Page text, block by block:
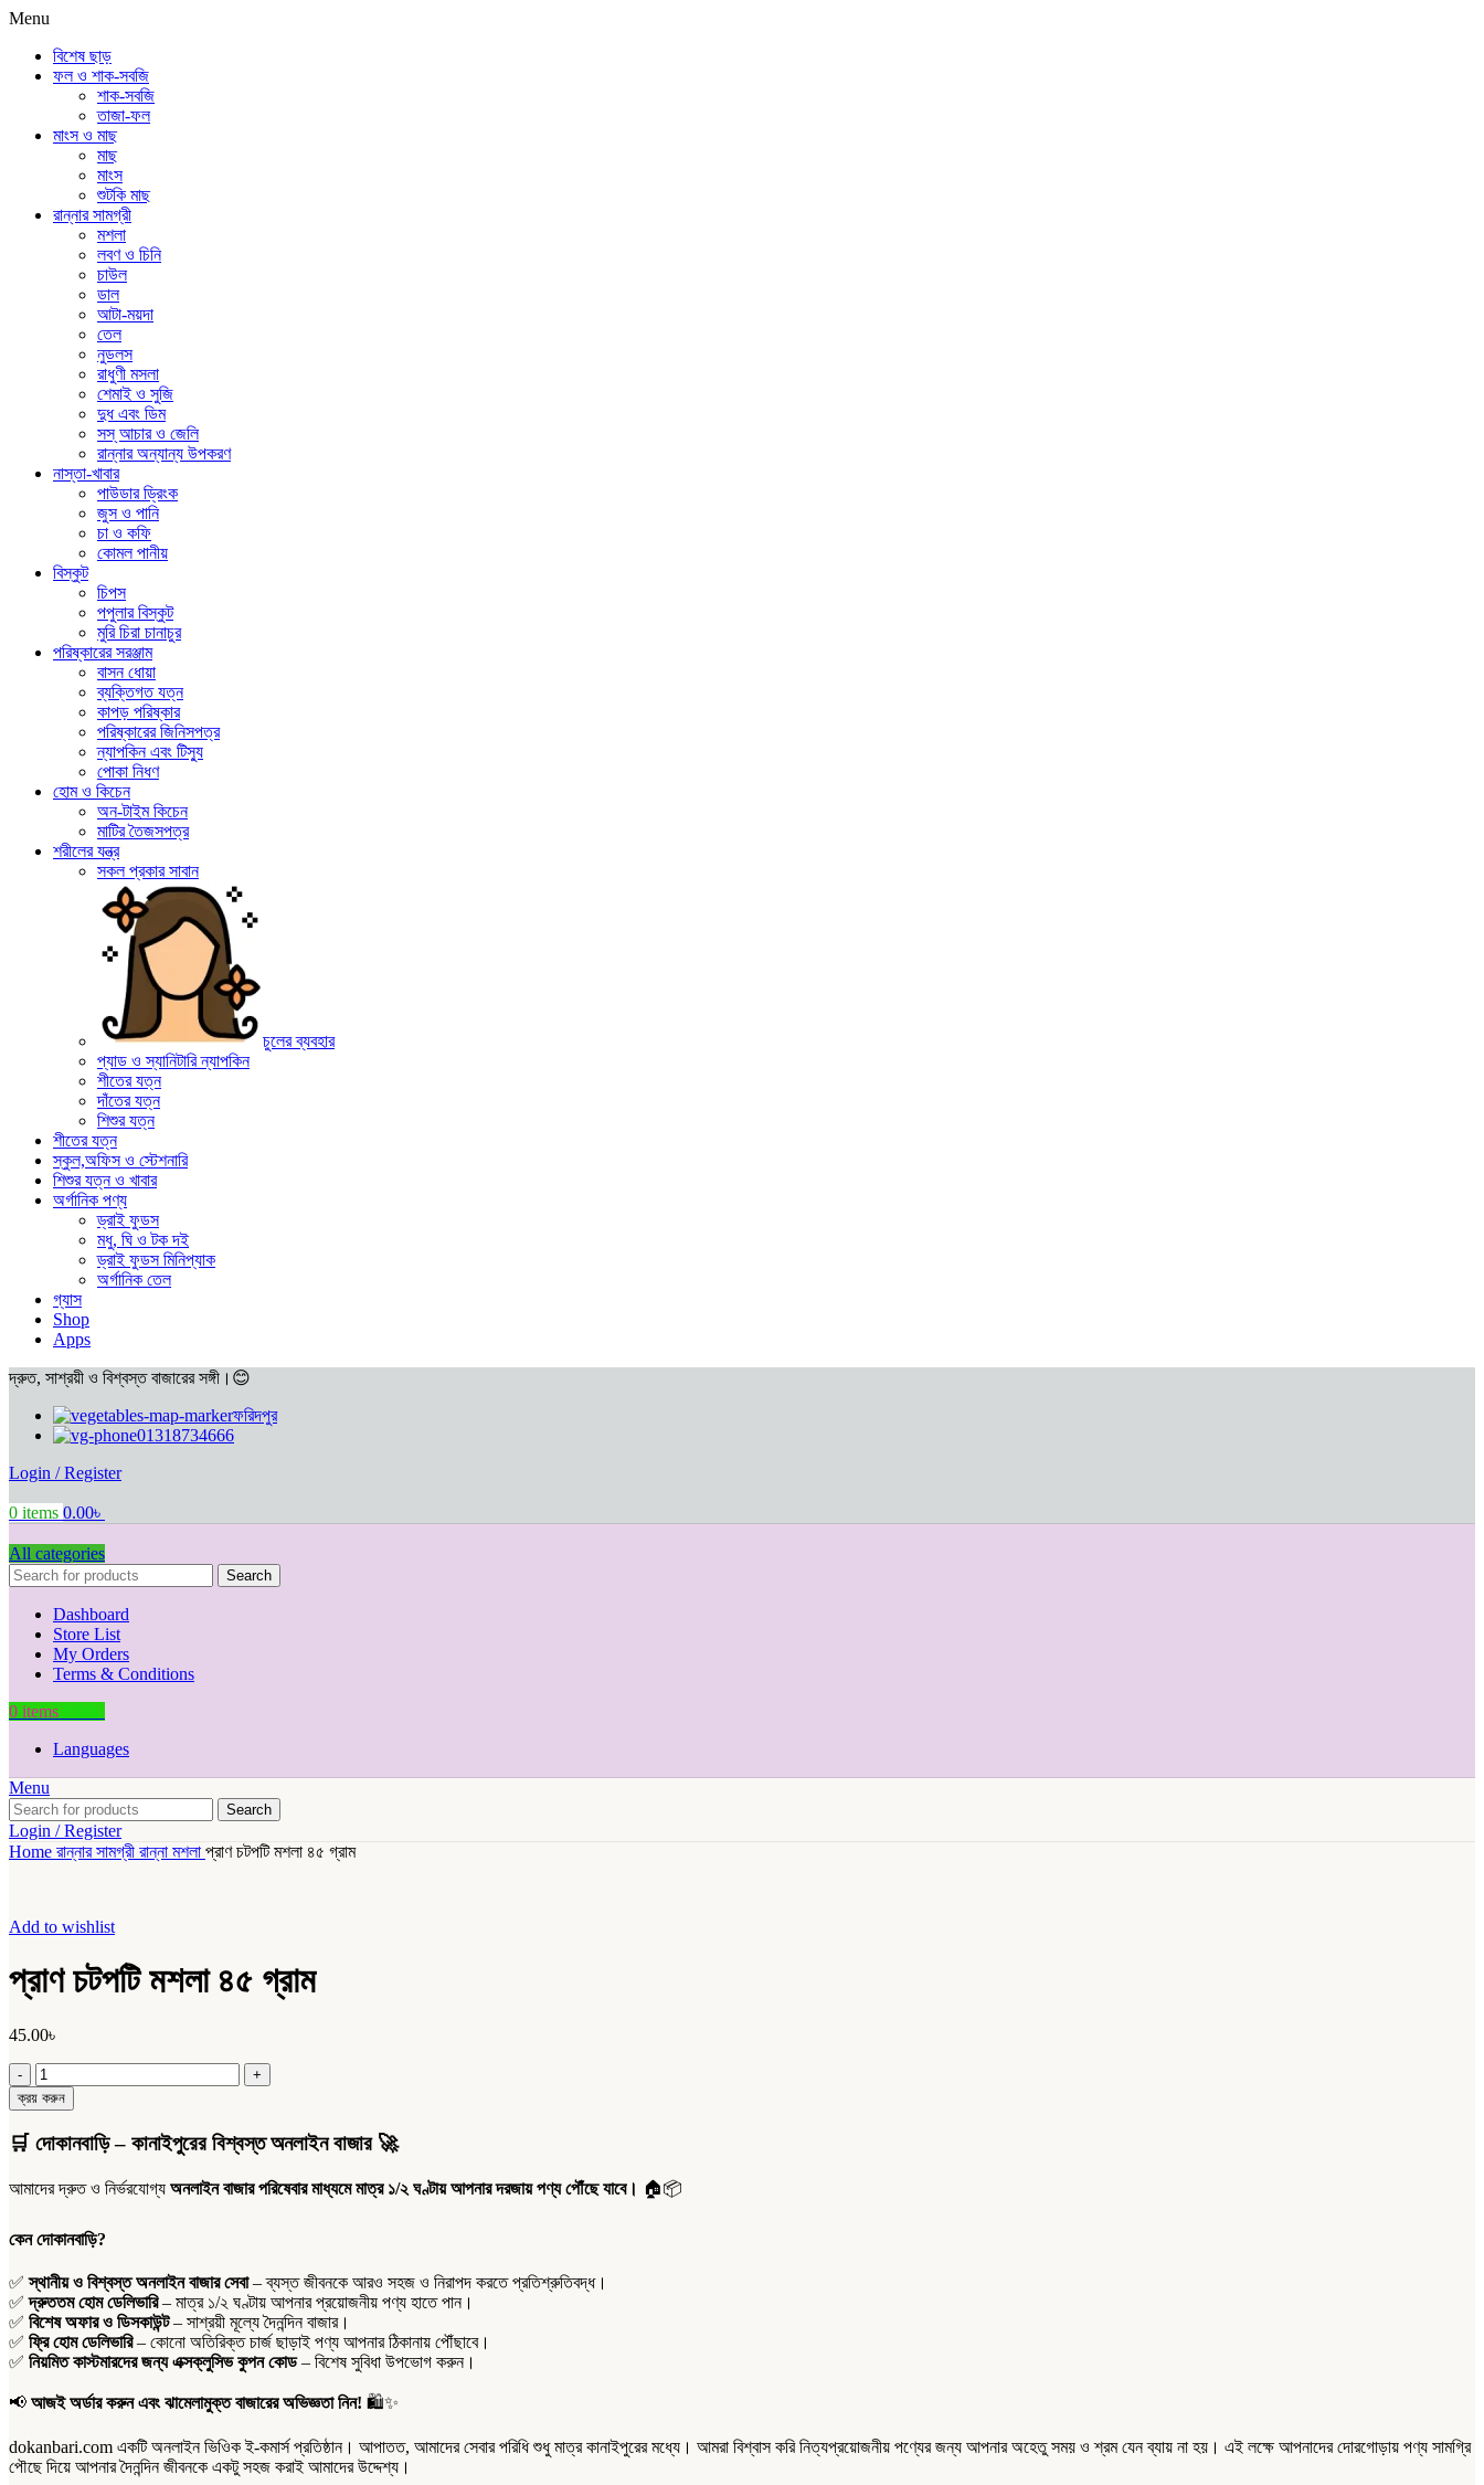
Menu
বিশেষ ছাড়
ফল ও শাক-সবজি
শাক-সবজি
তাজা-ফল
মাংস ও মাছ
মাছ
মাংস
শুটকি মাছ
রান্নার সামগ্রী
মশলা
লবণ ও চিনি
চাউল
ডাল
আটা-ময়দা
তেল
নুডলস
রাধুণী মসলা
শেমাই ও সুজি
দুধ এবং ডিম
সস্ আচার ও জেলি
রান্নার অন্যান্য উপকরণ
নাস্তা-খাবার
পাউডার ড্রিংক
জুস ও পানি
চা ও কফি
কোমল পানীয়
বিস্কুট
চিপস
পপুলার বিস্কুট
মুরি চিরা চানাচুর
পরিষ্কারের সরঞ্জাম
বাসন ধোয়া
ব্যক্তিগত যত্ন
কাপড় পরিষ্কার
পরিষ্কারের জিনিসপত্র
ন্যাপকিন এবং টিস্যু
পোকা নিধণ
হোম ও কিচেন
অন-টাইম কিচেন
মাটির তৈজসপত্র
শরীলের যন্ত্র
সকল প্রকার সাবান
চুলের ব্যবহার
প্যাড ও স্যানিটারি ন্যাপকিন
শীতের যত্ন
দাঁতের যত্ন
শিশুর যত্ন
শীতের যত্ন
স্কুল,অফিস ও স্টেশনারি
শিশুর যত্ন ও খাবার
অর্গানিক পণ্য
ড্রাই ফুডস
মধু, ঘি ও টক দই
ড্রাই ফুডস মিনিপ্যাক
অর্গানিক তেল
গ্যাস
Shop
Apps
দ্রুত, সাশ্রয়ী ও বিশ্বস্ত বাজারের সঙ্গী।😊
ফরিদপুর
01318734666
Login / Register
0 items 0.00৳
All categories
Search
Dashboard
Store List
My Orders
Terms & Conditions
0 items
Languages
Menu
Search
Login / Register
Home রান্নার সামগ্রী রান্না মশলা প্রাণ চটপটি মশলা ৪৫ গ্রাম
Add to wishlist
প্রাণ চটপটি মশলা ৪৫ গ্রাম
45.00৳
প্রাণ
চটপটি
মশলা
গ্রাম
ক্রয় করুন
🛒 দোকানবাড়ি – কানাইপুরের বিশ্বস্ত অনলাইন বাজার🚀
আমাদের দ্রুত ও নির্ভরযোগ্য অনলাইন বাজার পরিষেবার মাধ্যমে মাত্র ১/২ ঘণ্টায় আপনার দরজায় পণ্য পৌঁছে যাবে। 🏠📦
কেন দোকানবাড়ি?
✅স্থানীয় ও বিশ্বস্ত অনলাইন বাজার সেবা– ব্যস্ত জীবনকে আরও সহজ ও নিরাপদ করতে প্রতিশ্রুতিবদ্ধ।
✅দ্রুততম হোম ডেলিভারি– মাত্র ১/২ ঘণ্টায় আপনার প্রয়োজনীয় পণ্য হাতে পান।
✅ বিশেষ অফার ও ডিসকাউন্ট– সাশ্রয়ী মূল্যে দৈনন্দিন বাজার।
✅ ফ্রি হোম ডেলিভারি– কোনো অতিরিক্ত চার্জ ছাড়াই পণ্য আপনার ঠিকানায় পৌঁছাবে।
✅ নিয়মিত কাস্টমারদের জন্য এক্সক্লুসিভ কুপন কোড– বিশেষ সুবিধা উপভোগ করুন।
📢 আজই অর্ডার করুন এবং ঝামেলামুক্ত বাজারের অভিজ্ঞতা নিন! 🛍️✨
dokanbari.com একটি অনলাইন ভিওিক ই-কমার্স প্রতিষ্ঠান। আপাতত, আমাদের সেবার পরিধি শুধু মাত্র কানাইপুরের মধ্যে। আমরা বিশ্বাস করি নিত্যপ্রয়োজনীয় পণ্যের জন্য আপনার অহেতু সময় ও শ্রম যেন ব্যায় না হয়। এই লক্ষে আপনাদের দোরগোড়ায় পণ্য সামগ্রি
পৌছে দিয়ে আপনার দৈনন্দিন জীবনকে একটু সহজ করাই আমাদের উদ্দেশ্য।